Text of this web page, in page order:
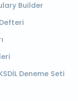
Builder
Deneme Seti